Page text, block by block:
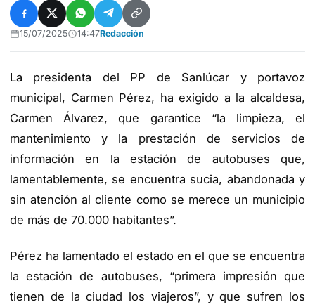
15/07/2025 14:47Redacción
La presidenta del PP de Sanlúcar y portavoz
municipal, Carmen Pérez, ha exigido a la alcaldesa,
Carmen Álvarez, que garantice “la limpieza, el
mantenimiento y la prestación de servicios de
información en la estación de autobuses que,
lamentablemente, se encuentra sucia, abandonada y
sin atención al cliente como se merece un municipio
de más de 70.000 habitantes”.
Pérez ha lamentado el estado en el que se encuentra
la estación de autobuses, “primera impresión que
tienen de la ciudad los viajeros”, y que sufren los